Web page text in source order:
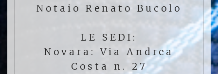
Notaio Renato Bucolo
LE SEDI:
Novara: Via Andrea
Costa n. 27